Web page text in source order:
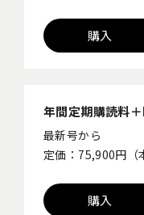
購入
年間定期購読料
最新号から
定価：75,900円（
購入